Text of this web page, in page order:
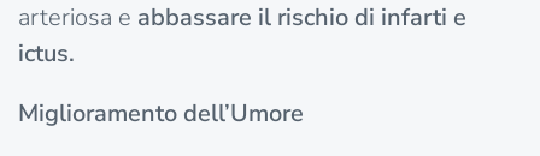
arteriosa e abbassare il rischio di infarti e
ictus.
Miglioramento dell’Umore